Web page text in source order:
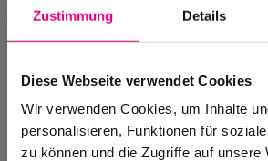
Zustimmung Details
Diese Webseite verwendet Cookies
Wir verwenden Cookies, um Inhalte
personalisieren, Funktionen für
zu können und die Zugriffe auf unsere